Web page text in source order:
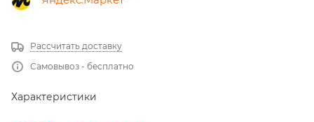
Рассчитать доставку
Самовывоз - бесплатно
Характеристики